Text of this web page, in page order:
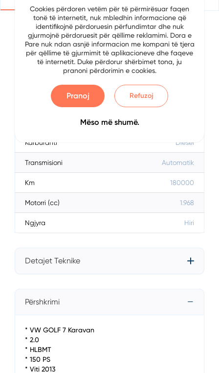
Detajet e Automjetit
Data 4/7/2023
Karburanti Diesel
Transmisioni Automatik
Km 180000
Motorri (cc) 1.968
Ngjyra Hiri
Detajet Teknike
Përshkrimi
* VW GOLF 7 Karavan
* 2.0
* HLBMT
* 150 PS
* Viti 2013
Cookies përdoren vetëm për të përmirësuar faqen
tonë të internetit, nuk mbledhin informacione që
identifikojnë përdoruesin përfundimtar dhe nuk
gjurmojnë përdoruesit për qëllime reklamimi. Dora e
Pare nuk ndan asnjë informacion me kompani të tjera
për qëllime të gjurmimit të aplikacioneve dhe faqeve
të internetit. Duke përdorur shërbimet tona, ju
pranoni përdorimin e cookies.
Pranoj Refuzoj
Mëso më shumë.